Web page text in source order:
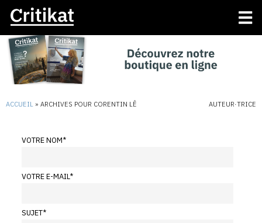
ACCUEIL » ARCHIVES POUR CORENTIN LÊ AUTEUR·TRICE
VOTRE NOM*
VOTRE E-MAIL*
SUJET*